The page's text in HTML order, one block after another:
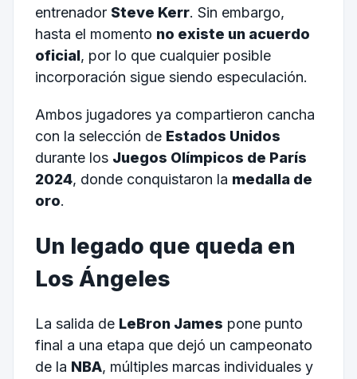
entrenador Steve Kerr. Sin embargo,
hasta el momento no existe un acuerdo
oficial, por lo que cualquier posible
incorporación sigue siendo especulación.
Ambos jugadores ya compartieron cancha
con la selección de Estados Unidos
durante los Juegos Olímpicos de París
2024, donde conquistaron la medalla de
oro.
Un legado que queda en
Los Ángeles
La salida de LeBron James pone punto
final a una etapa que dejó un campeonato
de la NBA, múltiples marcas individuales y